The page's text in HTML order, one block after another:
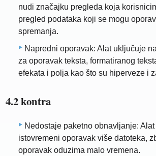
nudi značajku pregleda koja
pregled podataka koji se mogu
spremanja.
Napredni oporavak: Alat uključuje
za oporavak teksta, formatiranog
efekata i polja kao što su hiperveze i
4.2 kontra
Nedostaje paketno obnavljanje:
istovremeni oporavak više datoteka,
oporavak oduzima malo vremena.